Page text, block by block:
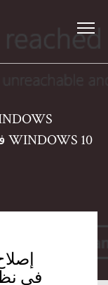
SMARTSCREEN' في نظام التشغيل WINDOWS 10